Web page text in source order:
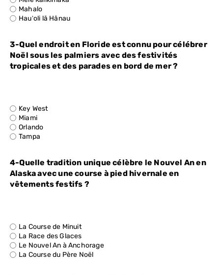
Mahalo
Hauʻoli lā Hānau
3-Quel endroit en Floride est connu pour célébrer
Noël sous les palmiers avec des festivités
tropicales et des parades en bord de mer ?
Key West
Miami
Orlando
Tampa
4-Quelle tradition unique célèbre le Nouvel An en
Alaska avec une course à pied hivernale en
vêtements festifs ?
La Course de Minuit
La Race des Glaces
Le Nouvel An à Anchorage
La Course du Père Noël